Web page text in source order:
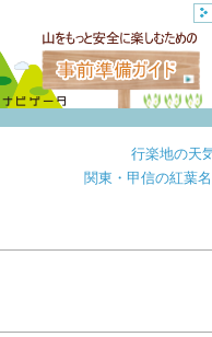
行楽地の天
関東・甲信の紅葉